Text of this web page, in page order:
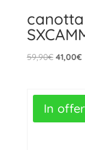
canotta
59,90€ Il
era:
59,90€.
41,00€Il
In